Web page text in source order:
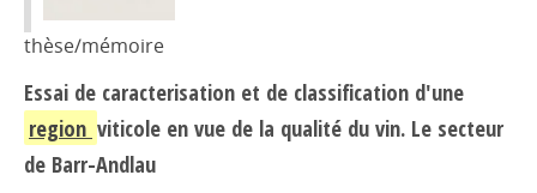
thèse/mémoire
Essai de caracterisation et de classification d'une
region viticole en vue de la qualité du vin. Le secteur
de Barr-Andlau